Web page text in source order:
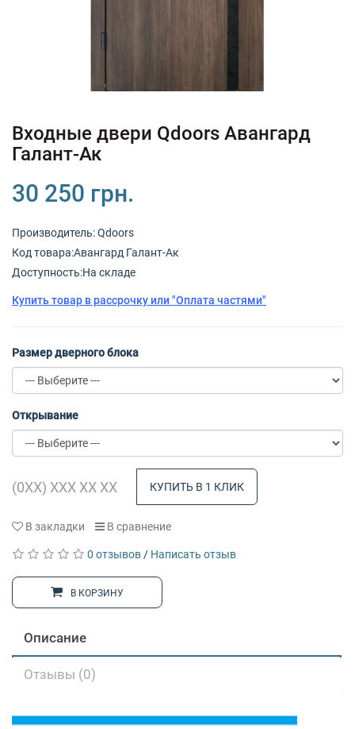
Входные двери Qdoors Авангард
Галант-Ак
30 250 грн.
Производитель:Qdoors
Код товарa:Авангард Галант-Ак
Доступность:На складе
Купить товар в рассрочку или "Оплата частями"
Размер дверного блока
Открывание
КУПИТЬ В 1 КЛИК
В закладки В сравнение
0 отзывов / Написать отзыв
В КОРЗИНУ
Описание
Отзывы (0)